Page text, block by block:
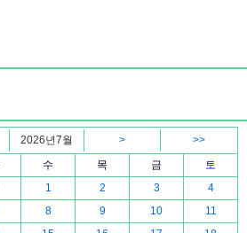
2026년7월 >
>>
수 목 금
토
1 2 3
4
8 9 10
11